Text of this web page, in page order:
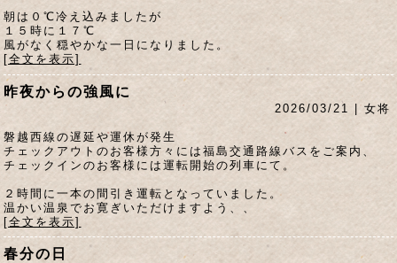
朝は０℃冷え込みましたが
１５時に１７℃
風がなく穏やかな一日になりました。
[全文を表示]
昨夜からの強風に
2026/03/21 | 女将
磐越西線の遅延や運休が発生
チェックアウトのお客様方々には福島交通路線バスをご案内、
チェックインのお客様には運転開始の列車にて。
２時間に一本の間引き運転となっていました。
温かい温泉でお寛ぎいただけますよう、、
[全文を表示]
春分の日